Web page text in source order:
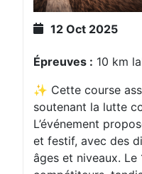
12 Oct 2025
Épreuves : 10 km
✨ Cette course
soutenant la lutte
L’événement
et festif, avec des
âges et niveaux.